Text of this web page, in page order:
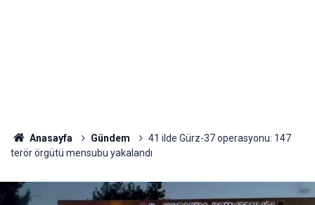
Anasayfa Gündem
41 ilde Gürz-37 operasyonu: 147
terör örgütü mensubu yakalandı